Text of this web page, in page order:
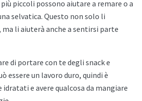
piccoli possono aiutare a remare o a
selvatica. Questo non solo li
li aiuterà anche a sentirsi parte
di portare con te degli snack e
essere un lavoro duro, quindi è
e avere qualcosa da mangiare